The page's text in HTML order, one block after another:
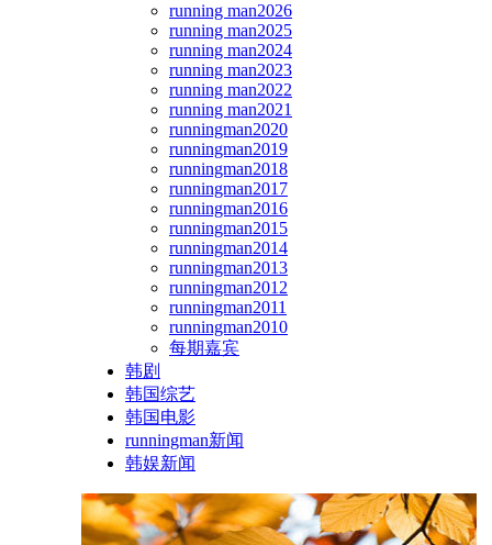
running man2026
running man2025
running man2024
running man2023
running man2022
running man2021
runningman2020
runningman2019
runningman2018
runningman2017
runningman2016
runningman2015
runningman2014
runningman2013
runningman2012
runningman2011
runningman2010
每期嘉宾
韩剧
韩国综艺
韩国电影
runningman新闻
韩娱新闻